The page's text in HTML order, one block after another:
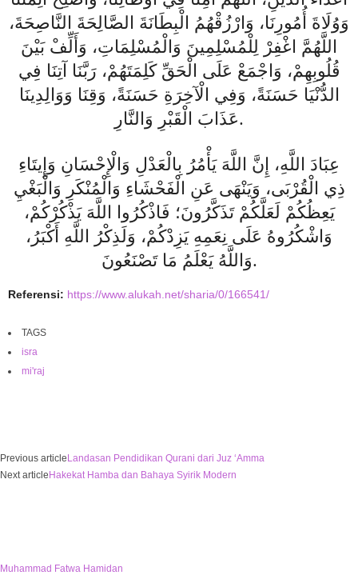
وَوُلَاةَ أُمُورِنَا، وَارْزُقْهُمُ الْبِطَانَةَ الصَّالِحَةَ النَّاصِحَةَ،
اللَّهُمَّ اغْفِرْ لِلْمُسْلِمِينَ وَالْمُسْلِمَاتِ، وَأَلِّفْ بَيْنَ
قُلُوبِهِمْ، وَاجْمَعْ عَلَى الْحَقِّ كَلِمَتَهُمْ، رَبَّنَا آتِنَا فِي
الدُّنْيَا حَسَنَةً، وَفِي الْآخِرَةِ حَسَنَةً، وَقِنَا وَوَالِدِينَا
عَذَابَ الْقَبْرِ وَالنَّارِ.
عِبَادَ اللَّهِ، إِنَّ اللَّهَ يَأْمُرُ بِالْعَدْلِ وَالْإِحْسَانِ وَإِيتَاءِ
ذِي الْقُرْبَى، وَيَنْهَى عَنِ الْفَحْشَاءِ وَالْمُنْكَرِ وَالْبَغْيِ
يَعِظُكُمْ لَعَلَّكُمْ تَذَكَّرُونَ؛ فَاذْكُرُوا اللَّهَ يَذْكُرْكُمْ،
وَاشْكُرُوهُ عَلَى نِعَمِهِ يَزِدْكُمْ، وَلَذِكْرُ اللَّهِ أَكْبَرُ،
وَاللَّهُ يَعْلَمُ مَا تَصْنَعُونَ.
Referensi: https://www.alukah.net/sharia/0/166541/
TAGS
isra
mi'raj
Previous articleLandasan Pendidikan Qurani dari Juz ‘Amma
Next articleHakekat Hamba dan Bahaya Syirik Modern
Muhammad Fatwa Hamidan